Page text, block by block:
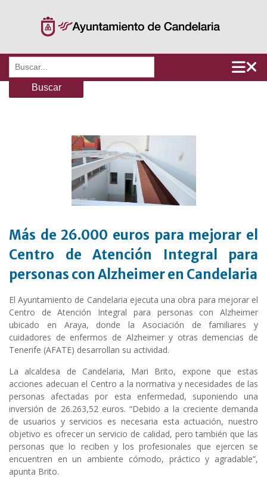
Buscar:
Más de 26.000 euros para mejorar el
Centro de Atención Integral para
personas con Alzheimer en Candelaria
El Ayuntamiento de Candelaria ejecuta una obra para mejorar el
Centro de Atención Integral para personas con Alzheimer
ubicado en Araya, donde la Asociación de familiares y
cuidadores de enfermos de Alzheimer y otras demencias de
Tenerife (AFATE) desarrollan su actividad.
La alcaldesa de Candelaria, Mari Brito, expone que estas
acciones adecuan el Centro a la normativa y necesidades de las
personas afectadas por esta enfermedad, suponiendo una
inversión de 26.263,52 euros. “Debido a la creciente demanda
de usuarios y servicios es necesaria esta actuación, nuestro
objetivo es ofrecer un servicio de calidad, pero también que las
personas que lo reciben y los profesionales que ejercen se
encuentren en un ambiente cómodo, práctico y agradable”,
apunta Brito.